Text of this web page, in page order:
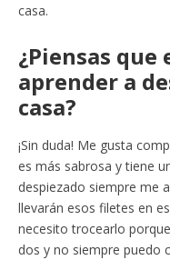
casa.
¿Piensas que
aprender a
casa?
¡Sin duda! Me gusta
es más sabrosa y tiene
despiezado siempre me
llevarán esos filetes en
necesito trocearlo
dos y no siempre puedo